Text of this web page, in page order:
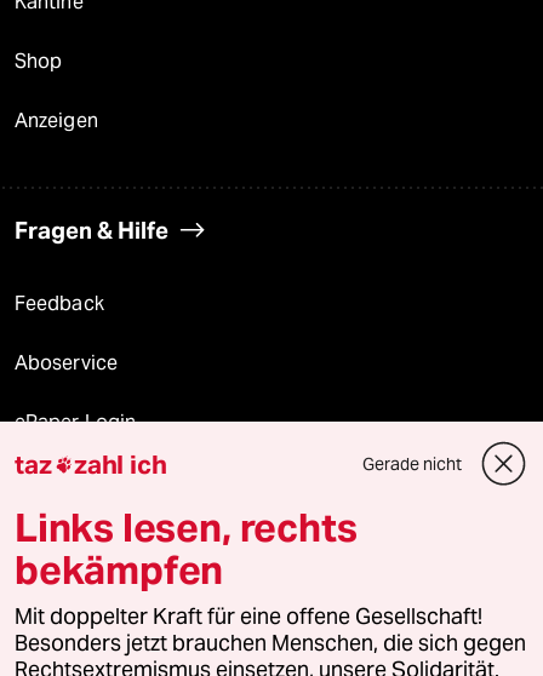
Shop
Anzeigen
Fragen & Hilfe
Feedback
Aboservice
ePaper Login
Downloads für Abonnierende
© 2026 taz Verlags und Vertriebs GmbH
Alle Rechte vorbehalten. Bei rechtlichen Fragen oder für Genehmigungen
wenden Sie sich bitte an
lizenzen@taz.de
taz zahl ich Gerade nicht
Links lesen, rechts
bekämpfen
Mit doppelter Kraft für eine offene Gesellschaft!
Besonders jetzt brauchen Menschen, die sich gegen
Rechtsextremismus einsetzen, unsere Solidarität.